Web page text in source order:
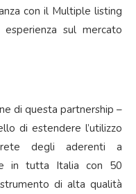
con il Multiple listing
sul mercato
di questa partnership –
di estendere l’utilizzo
degli aderenti a
in tutta Italia con 50
di alta qualità